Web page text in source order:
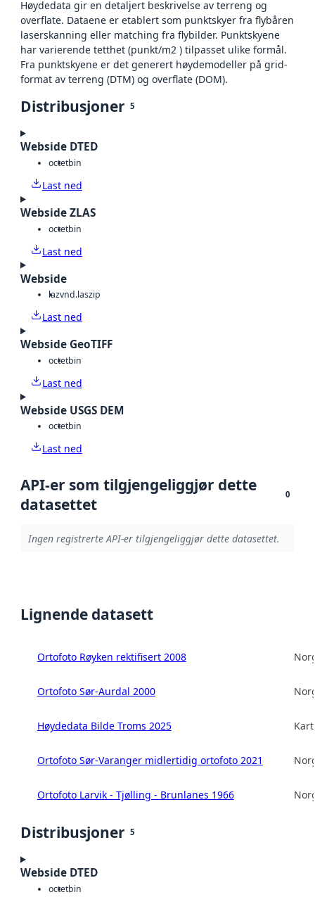
Høydedata gir en detaljert beskrivelse av terreng og
overflate. Dataene er etablert som punktskyer fra flybåren
laserskanning eller matching fra flybilder. Punktskyene
har varierende tetthet (punkt/m2 ) tilpasset ulike formål.
Fra punktskyene er det generert høydemodeller på grid-
format av terreng (DTM) og overflate (DOM).
Distribusjoner 5
Webside DTED
octetbin
Last ned
Webside ZLAS
octetbin
Last ned
Webside
lazvnd.laszip
Last ned
Webside GeoTIFF
octetbin
Last ned
Webside USGS DEM
octetbin
Last ned
API-er som tilgjengeliggjør dette
datasettet
0
Ingen registrerte API-er tilgjengeliggjør dette datasettet.
Lignende datasett
Ortofoto Røyken rektifisert 2008
Ortofoto Sør-Aurdal 2000
Høydedata Bilde Troms 2025
Ortofoto Sør-Varanger midlertidig ortofoto 2021
Ortofoto Larvik - Tjølling - Brunlanes 1966
Distribusjoner 5
Webside DTED
octetbin